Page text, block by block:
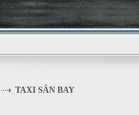
TAXI SÂN BAY